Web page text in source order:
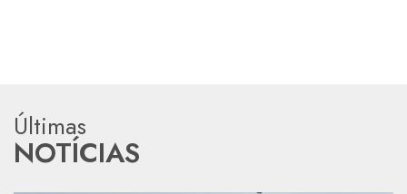
Últimas
NOTÍCIAS